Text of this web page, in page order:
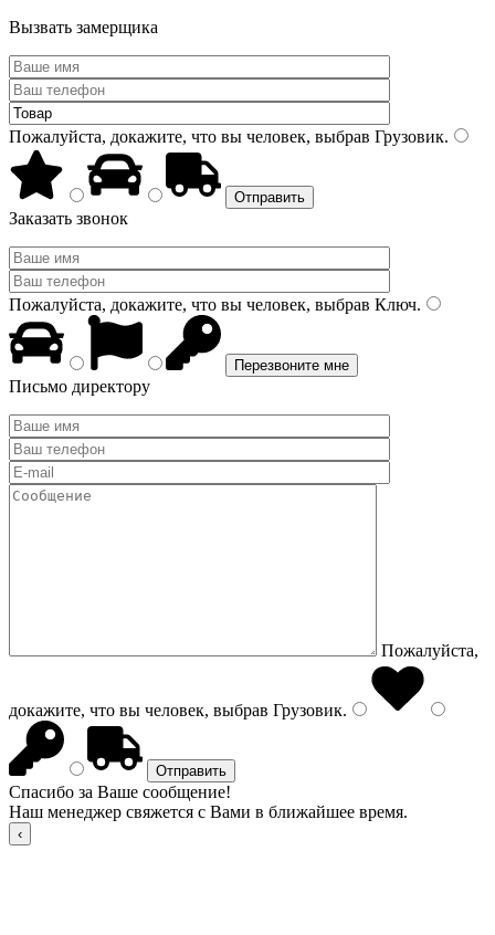
Вызвать замерщика
Пожалуйста, докажите, что вы человек, выбрав Грузовик.
Заказать звонок
Пожалуйста, докажите, что вы человек, выбрав Ключ.
Письмо директору
Пожалуйста,
докажите, что вы человек, выбрав Грузовик.
Спасибо за Ваше сообщение!
Наш менеджер свяжется с Вами в ближайшее время.